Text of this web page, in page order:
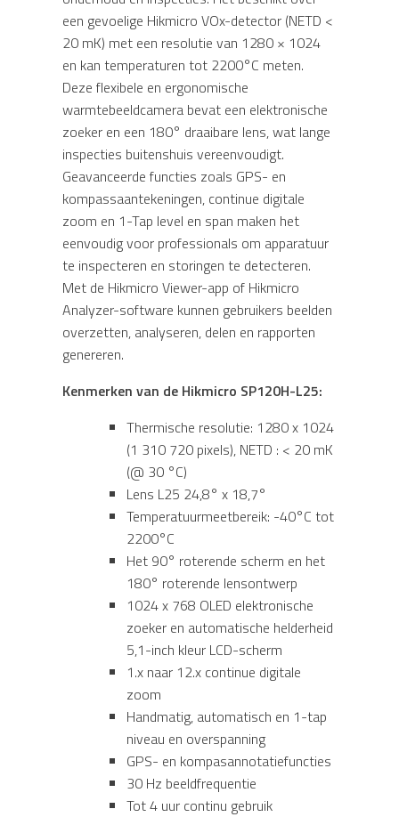
een gevoelige Hikmicro VOx-detector (NETD <
20 mK) met een resolutie van 1280 × 1024
en kan temperaturen tot 2200°C meten.
Deze flexibele en ergonomische
warmtebeeldcamera bevat een elektronische
zoeker en een 180° draaibare lens, wat lange
inspecties buitenshuis vereenvoudigt.
Geavanceerde functies zoals GPS- en
kompassaantekeningen, continue digitale
zoom en 1-Tap level en span maken het
eenvoudig voor professionals om apparatuur
te inspecteren en storingen te detecteren.
Met de Hikmicro Viewer-app of Hikmicro
Analyzer-software kunnen gebruikers beelden
overzetten, analyseren, delen en rapporten
genereren.
Kenmerken van de Hikmicro SP120H-L25:
Thermische resolutie: 1280 x 1024
(1 310 720 pixels), NETD : < 20 mK
(@ 30 °C)
Lens L25 24,8° x 18,7°
Temperatuurmeetbereik: -40°C tot
2200°C
Het 90° roterende scherm en het
180° roterende lensontwerp
1024 x 768 OLED elektronische
zoeker en automatische helderheid
5,1-inch kleur LCD-scherm
1.x naar 12.x continue digitale
zoom
Handmatig, automatisch en 1-tap
niveau en overspanning
GPS- en kompasannotatiefuncties
30 Hz beeldfrequentie
Tot 4 uur continu gebruik